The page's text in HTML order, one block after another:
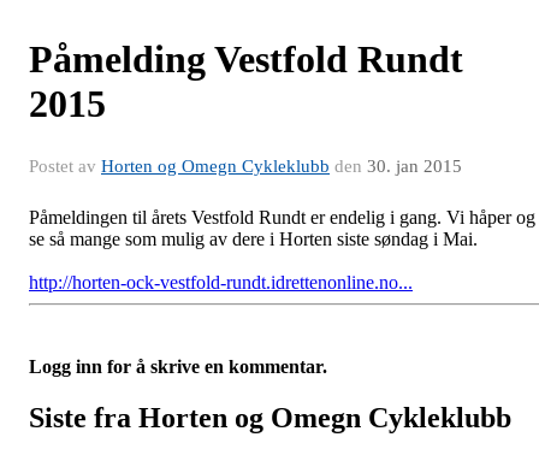
Påmelding Vestfold Rundt
2015
Postet av Horten og Omegn Cykleklubb den 30. jan 2015
Påmeldingen til årets Vestfold Rundt er endelig i gang. Vi håper og
se så mange som mulig av dere i Horten siste søndag i Mai.
http://horten-ock-vestfold-rundt.idrettenonline.no...
Logg inn for å skrive en kommentar.
Siste fra Horten og Omegn Cykleklubb